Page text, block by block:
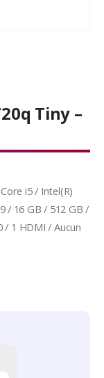
Tiny –
i5 / Intel(R)
/ 16 GB / 512 GB /
/ 1 HDMI / Aucun